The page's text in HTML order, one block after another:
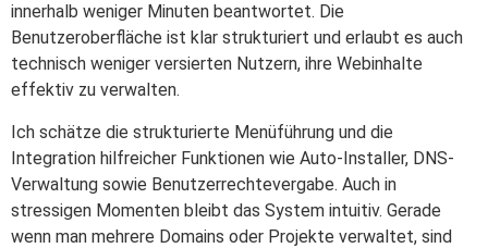
innerhalb weniger Minuten beantwortet. Die
Benutzeroberfläche ist klar strukturiert und erlaubt es auch
technisch weniger versierten Nutzern, ihre Webinhalte
effektiv zu verwalten.
Ich schätze die strukturierte Menüführung und die
Integration hilfreicher Funktionen wie Auto-Installer, DNS-
Verwaltung sowie Benutzerrechtevergabe. Auch in
stressigen Momenten bleibt das System intuitiv. Gerade
wenn man mehrere Domains oder Projekte verwaltet, sind